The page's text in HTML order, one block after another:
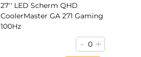
27'' LED Scherm QHD
CoolerMaster GA 271 Gaming
100Hz
- 0 +